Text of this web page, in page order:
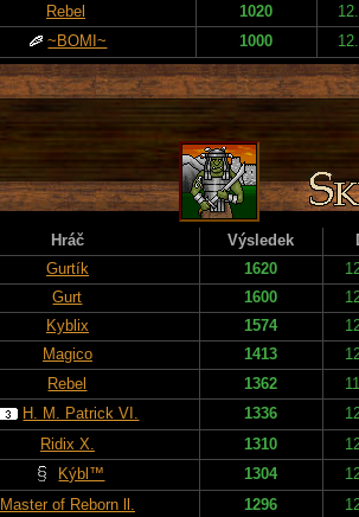
Rebel 1020
~BOMI~ 1000
Hráč Výsledek
Gurtík 1620
Gurt 1600
Kyblix 1574
Magico 1413
Rebel 1362
H. M. Patrick VI. 1336
Ridix X. 1310
Kýbl™ 1304
Master of Reborn ll. 1296